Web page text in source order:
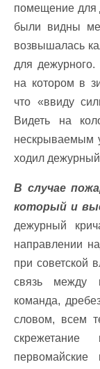
помещение для
были видны
возвышалась
для
на котором в
что «ввиду
Видеть на
нескрываемым
ходил
В случае
который и
дежурный
направлении
при советской
связь между
команда,
словом, всем